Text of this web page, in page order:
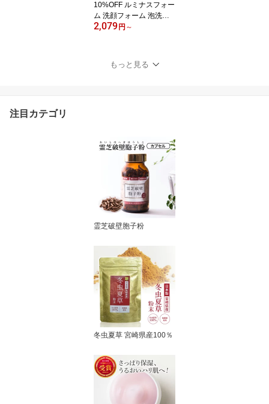
10%OFF ルミナスフォー
ム 洗顔フォーム 泡洗顔
グルタチオン 炭酸泡 白
泡 美容 グルタチオンブ
ースター スキンケア 日
2,079 円 ～
もっと見る
注目カテゴリ
霊芝破壁胞子粉
冬虫夏草 宮崎県産100％